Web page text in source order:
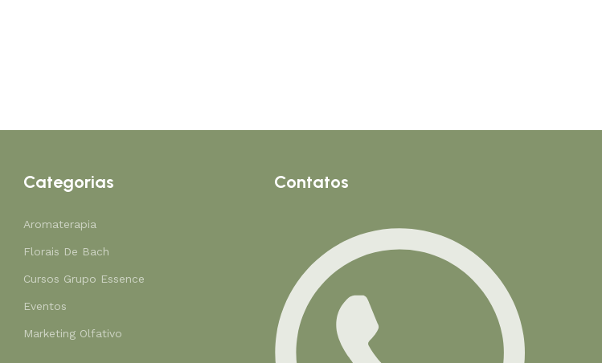
Categorias
Aromaterapia
Florais De Bach
Cursos Grupo Essence
Eventos
Marketing Olfativo
Contatos